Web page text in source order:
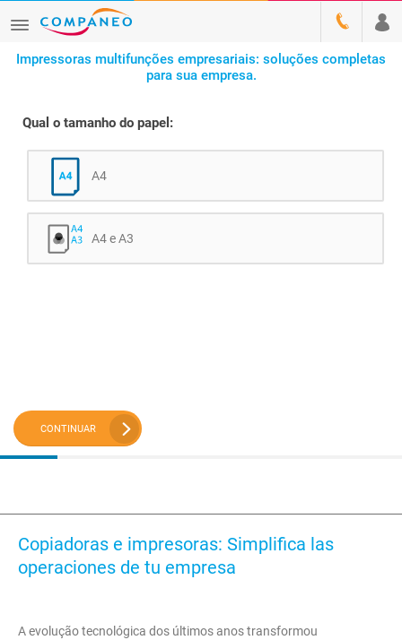
Impressoras multifunções empresariais: soluções completas
para sua empresa.
Qual o tamanho do papel:
A4
A4 e A3
CONTINUAR
Copiadoras e impresoras: Simplifica las
operaciones de tu empresa
A evolução tecnológica dos últimos anos transformou